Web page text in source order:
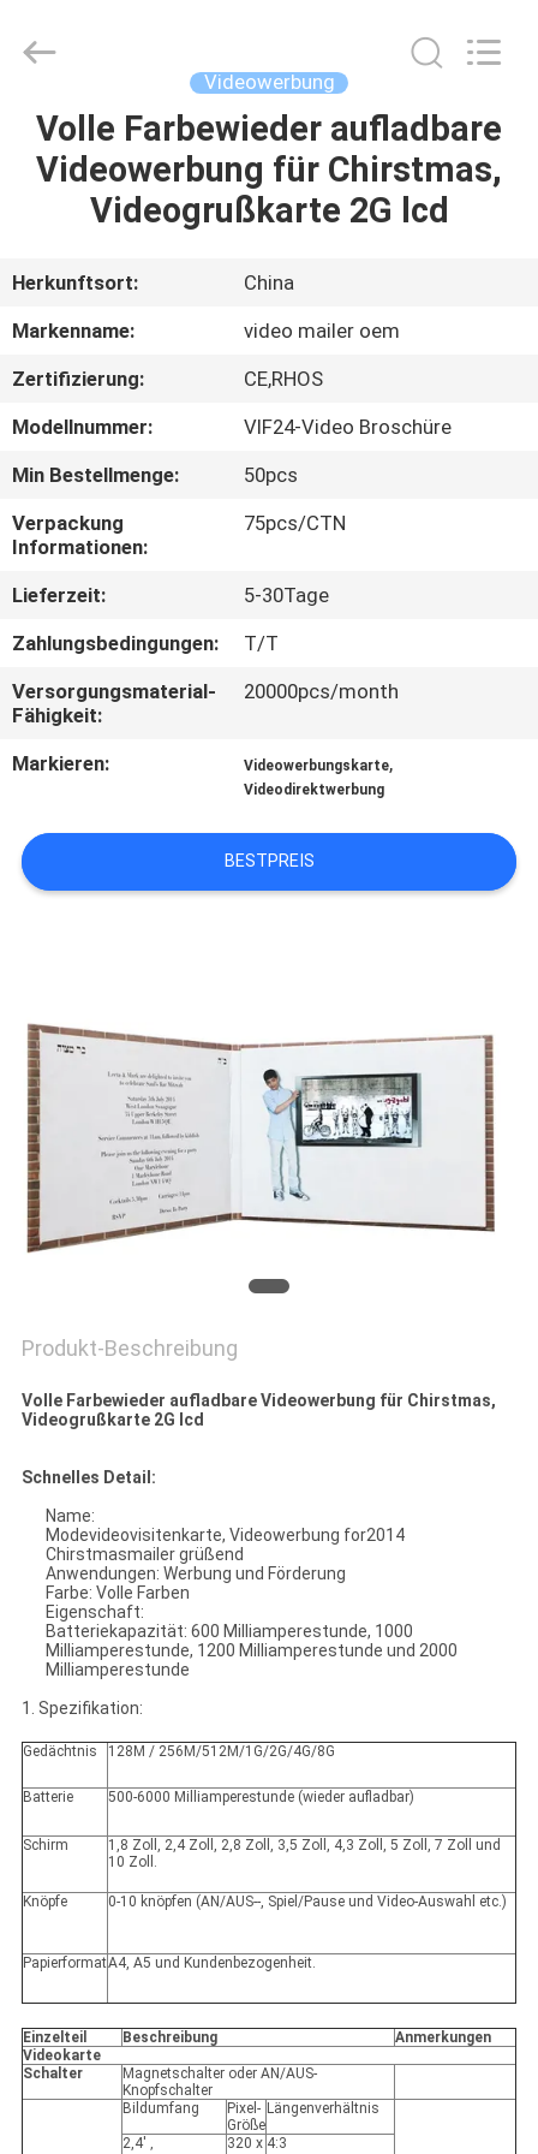
HAUS
PRODUKTE
ÜBER
UNS
FABRIK-
AUSFLUG
QUALITÄTSKONTROLLE
TRETEN
SIE
MIT
UNS
IN
FORDERN
SITEMAP
PRIVACY
POLICY
Ltd..
Videowerbung
Volle Farbewieder aufladbare
Videowerbung für Chirstmas,
Videogrußkarte 2G lcd
Herkunftsort:
China
Markenname:
video mailer oem
Zertifizierung:
CE,RHOS
Modellnummer:
VIF24-Video Broschüre
Min Bestellmenge:
50pcs
Verpackung
Informationen:
75pcs/CTN
Lieferzeit:
5-30Tage
Zahlungsbedingungen:
T/T
Versorgungsmaterial-
Fähigkeit:
20000pcs/month
Markieren: Videowerbungskarte,
Videodirektwerbung
BESTPREIS
Produkt-Beschreibung
Volle Farbewieder aufladbare Videowerbung für Chirstmas,
Videogrußkarte 2G lcd
Schnelles Detail:
Name:
Modevideovisitenkarte, Videowerbung for2014
Chirstmasmailer grüßend
Anwendungen: Werbung und Förderung
Farbe: Volle Farben
Eigenschaft:
Batteriekapazität: 600 Milliamperestunde, 1000
Milliamperestunde, 1200 Milliamperestunde und 2000
Milliamperestunde
1. Spezifikation:
Gedächtnis 128M / 256M/512M/1G/2G/4G/8G
Batterie 500-6000 Milliamperestunde (wieder aufladbar)
Schirm
1,8 Zoll, 2,4 Zoll, 2,8 Zoll, 3,5 Zoll, 4,3 Zoll, 5 Zoll, 7 Zoll und
10 Zoll.
Knöpfe 0-10 knöpfen (AN/AUS--, Spiel/Pause und Video-Auswahl etc.)
PapierformatA4, A5 und Kundenbezogenheit.
Einzelteil Beschreibung
Anmerkungen
Videokarte
Schalter
Magnetschalter oder AN/AUS-
Knopfschalter
Bildumfang
Pixel-
Größe
Längenverhältnis
2,4' ‚
320 x 4:3